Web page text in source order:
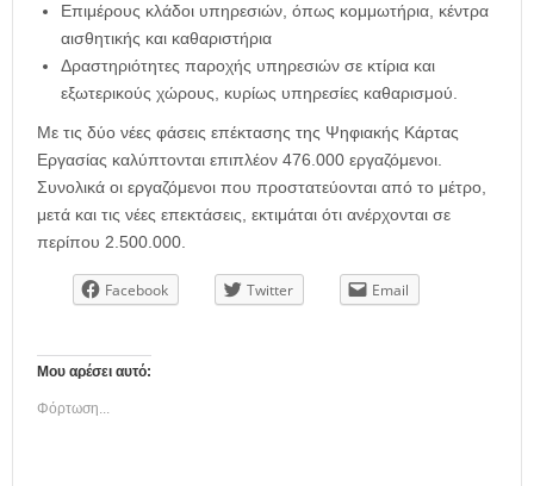
Επιμέρους κλάδοι υπηρεσιών, όπως κομμωτήρια, κέντρα
αισθητικής και καθαριστήρια
Δραστηριότητες παροχής υπηρεσιών σε κτίρια και
εξωτερικούς χώρους, κυρίως υπηρεσίες καθαρισμού.
Με τις δύο νέες φάσεις επέκτασης της Ψηφιακής Κάρτας
Εργασίας καλύπτονται επιπλέον 476.000 εργαζόμενοι.
Συνολικά οι εργαζόμενοι που προστατεύονται από το μέτρο,
μετά και τις νέες επεκτάσεις, εκτιμάται ότι ανέρχονται σε
περίπου 2.500.000.
Facebook Twitter Email
Μου αρέσει αυτό:
Φόρτωση...